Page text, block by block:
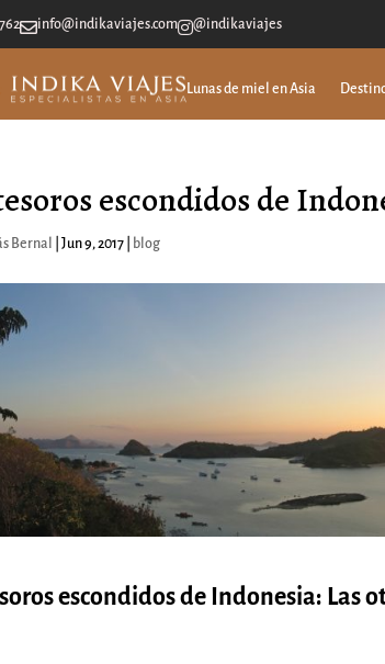
info@indikaviajes.com@indikaviajes
Lunas de miel en Asia
escondidos de
Bernal |Jun 9, 2017 blog
escondidos de Indonesia: Las